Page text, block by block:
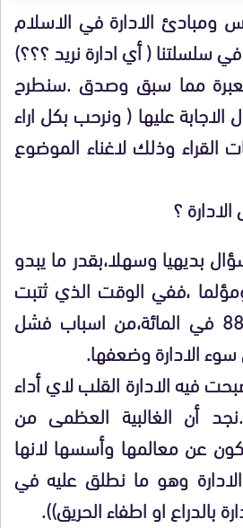
ومبادئ الادارة في الاسلام
سلسلتنا ( أي ادارة نريد ؟؟؟)
مما سبق وصدق .سنطرح
عليها ( ونرحب بكل اراء
وذلك لاغناء الموضوع
؟
بديهيا وسهلا،بقدر ما يبدو
،ففي الوقت الذي ثتبت
فيه الاحصائيات ان 88 في المائة،من اسباب فشل
الادارة وضعفها.
فيه الادارة القلب لاي أداء
أن الغالبية العظمى من
عن معالمها وأسسها لانها
وهو ما نطلق عليه في
بالدراع او اطفاء الحريق)).